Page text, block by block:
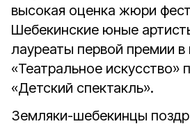
высокая оценка жюри
Шебекинские юные
лауреаты первой премии
«Театральное искусство»
«Детский спектакль».
Земляки-шебекинцы